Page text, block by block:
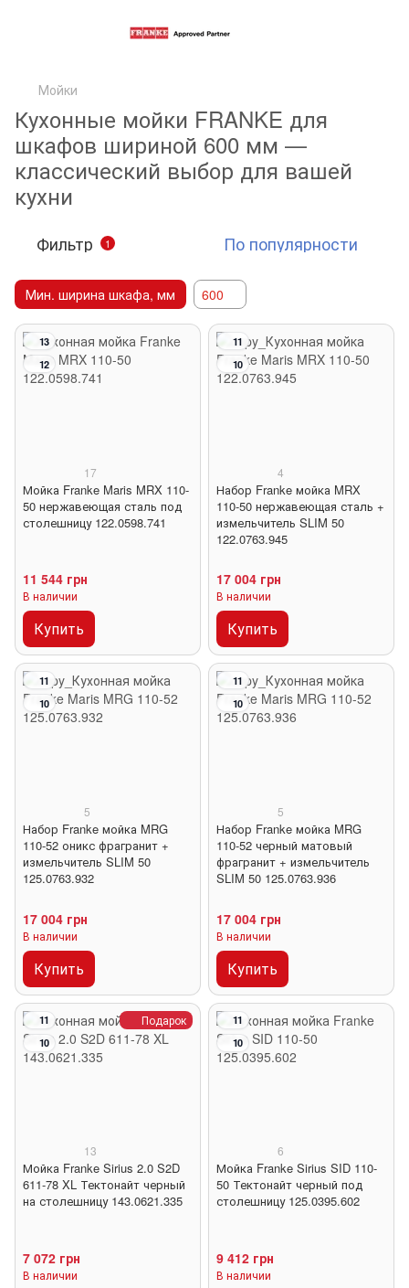
Мойки
Кухонные мойки FRANKE для
шкафов шириной 600 мм —
классический выбор для вашей
кухни
Фильтр 1 По популярности
Мин. ширина шкафа, мм 600
13
12
17
Мойка Franke Maris MRX 110-
50 нержавеющая сталь под
столешницу 122.0598.741
11 544 грн
В наличии
Купить
11
10
4
Набор Franke мойка MRX
110-50 нержавеющая сталь +
измельчитель SLIM 50
122.0763.945
17 004 грн
В наличии
Купить
11
10
5
Набор Franke мойка MRG
110-52 оникс фрагранит +
измельчитель SLIM 50
125.0763.932
17 004 грн
В наличии
Купить
11
10
5
Набор Franke мойка MRG
110-52 черный матовый
фрагранит + измельчитель
SLIM 50 125.0763.936
17 004 грн
В наличии
Купить
Подарок
11
10
13
Мойка Franke Sirius 2.0 S2D
611-78 XL Тектонайт черный
на столешницу 143.0621.335
7 072 грн
В наличии
11
10
6
Мойка Franke Sirius SID 110-
50 Тектонайт черный под
столешницу 125.0395.602
9 412 грн
В наличии